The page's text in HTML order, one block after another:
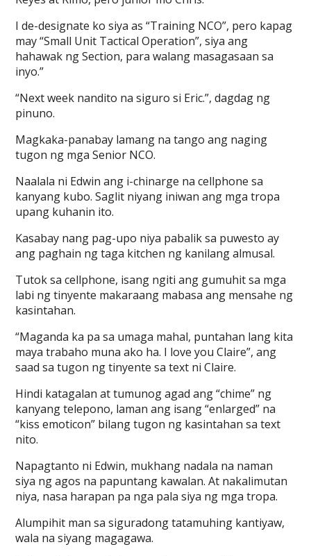
I de-designate ko siya as “Training NCO”, pero kapag
may “Small Unit Tactical Operation”, siya ang
hahawak ng Section, para walang masagasaan sa
inyo.”
“Next week nandito na siguro si Eric.”, dagdag ng
pinuno.
Magkaka-panabay lamang na tango ang naging
tugon ng mga Senior NCO.
Naalala ni Edwin ang i-chinarge na cellphone sa
kanyang kubo. Saglit niyang iniwan ang mga tropa
upang kuhanin ito.
Kasabay nang pag-upo niya pabalik sa puwesto ay
ang paghain ng taga kitchen ng kanilang almusal.
Tutok sa cellphone, isang ngiti ang gumuhit sa mga
labi ng tinyente makaraang mabasa ang mensahe ng
kasintahan.
“Maganda ka pa sa umaga mahal, puntahan lang kita
maya trabaho muna ako ha. I love you Claire”, ang
saad sa tugon ng tinyente sa text ni Claire.
Hindi katagalan at tumunog agad ang “chime” ng
kanyang telepono, laman ang isang “enlarged” na
“kiss emoticon” bilang tugon ng kasintahan sa text
nito.
Napagtanto ni Edwin, mukhang nadala na naman
siya ng agos na papuntang kawalan. At nakalimutan
niya, nasa harapan pa nga pala siya ng mga tropa.
Alumpihit man sa siguradong tatamuhing kantiyaw,
wala na siyang magagawa.